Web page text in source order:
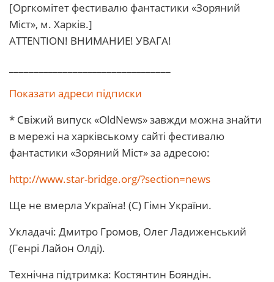
[Оргкомітет фестивалю фантастики «Зоряний
Міст», м. Харків.]
ATTENTION! ВHИМАHИЕ! УВАГА!
Показати адреси підписки
* Свіжий випуск «OldNews» завжди можна знайти
в мережі на харківському сайті фестивалю
фантастики «Зоряний Міст» за адресою:
http://www.star-bridge.org/?section=news
Ще не вмерла Україна! (С) Гімн України.
Укладачі: Дмитро Громов, Олег Ладиженський
(Генрі Лайон Олді).
Технічна підтримка: Костянтин Бояндін.